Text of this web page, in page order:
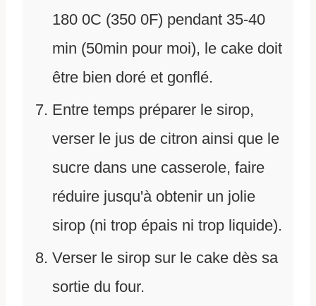
180 0C (350 0F) pendant 35-40
min (50min pour moi), le cake doit
être bien doré et gonflé.
Entre temps préparer le sirop,
verser le jus de citron ainsi que le
sucre dans une casserole, faire
réduire jusqu'à obtenir un jolie
sirop (ni trop épais ni trop liquide).
Verser le sirop sur le cake dès sa
sortie du four.